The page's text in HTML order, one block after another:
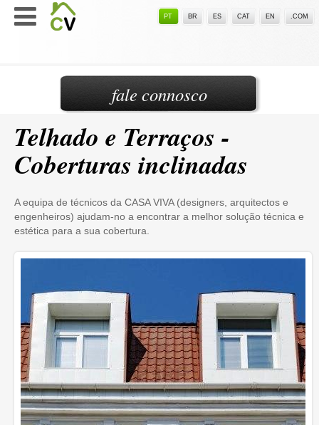
PT BR ES CAT EN .COM
Telhado e Terraços -
Coberturas inclinadas
A equipa de técnicos da CASA VIVA (designers, arquitectos e
engenheiros) ajudam-no a encontrar a melhor solução técnica e
estética para a sua cobertura.
fale connosco